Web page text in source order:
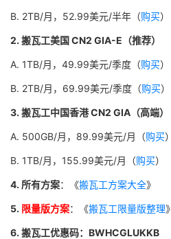
B. 2TB/月，52.99美元/半年（购买）
2. 搬瓦工美国 CN2 GIA-E（推荐）
A. 1TB/月，49.99美元/季度（购买）
B. 2TB/月，69.99美元/季度（购买）
3. 搬瓦工中国香港 CN2 GIA（高端）
A. 500GB/月，89.99美元/月（购买）
B. 1TB/月，155.99美元/月（购买）
4. 所有方案：《搬瓦工方案大全》
5. 限量版方案：《搬瓦工限量版整理》
6. 搬瓦工优惠码：BWHCGLUKKB